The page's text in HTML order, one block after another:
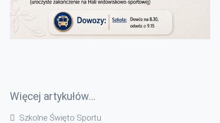
Więcej artykułów…
Szkolne Święto Sportu